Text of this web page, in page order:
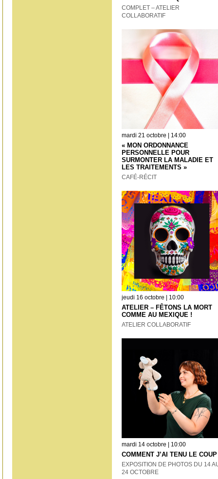
COMPLET – ATELIER
COLLABORATIF
mardi 21 octobre | 14:00
« MON ORDONNANCE
PERSONNELLE POUR
SURMONTER LA MALADIE ET
LES TRAITEMENTS »
CAFÉ-RÉCIT
jeudi 16 octobre | 10:00
ATELIER – FÊTONS LA MORT
COMME AU MEXIQUE !
ATELIER COLLABORATIF
mardi 14 octobre | 10:00
COMMENT J’AI TENU LE
EXPOSITION DE PHOTOS DU 14
24 OCTOBRE